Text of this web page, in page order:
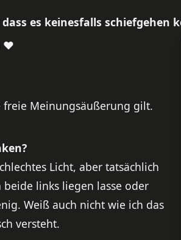
es keinesfalls schiefgehen
♥
Meinungsäußerung gilt.
Licht, aber tatsächlich
links liegen lasse oder
Weiß auch nicht wie ich das
versteht.